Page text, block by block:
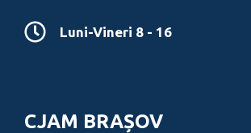
Luni-Vineri 8 - 16
CJAM BRAȘOV